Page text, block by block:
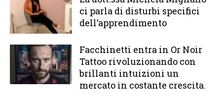
ci parla di disturbi specifici
dell’apprendimento
Facchinetti entra in Or Noir
Tattoo rivoluzionando con
brillanti intuizioni un
mercato in costante crescita.